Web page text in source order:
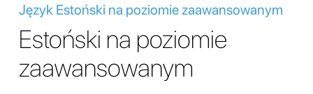
Język Estoński na poziomie zaawansowanym
Estoński na poziomie
zaawansowanym